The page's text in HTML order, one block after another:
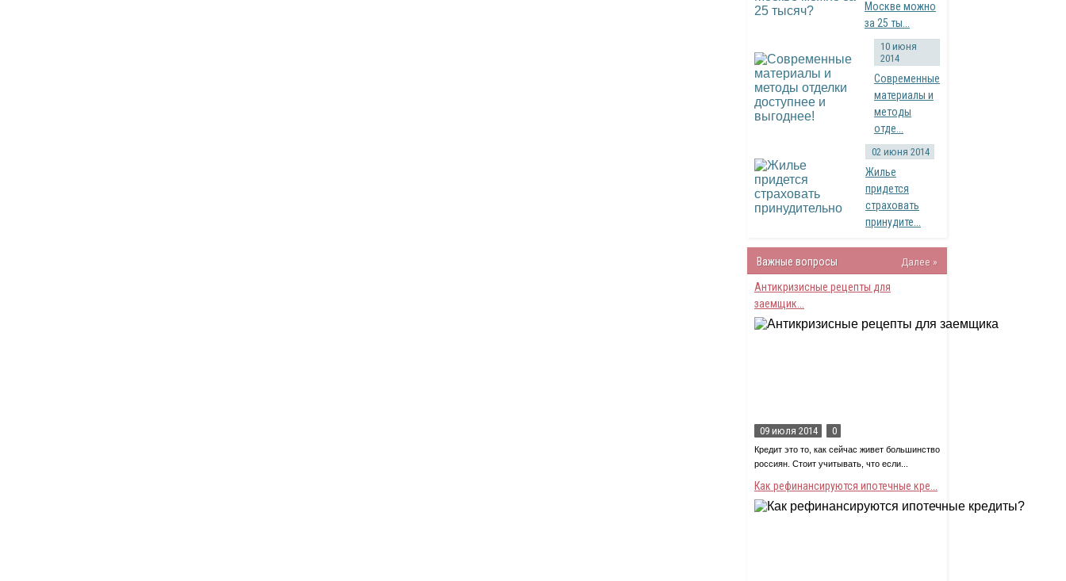
Москве можно
за 25 ты...
10 июня
2014
Современные
материалы и
методы
отде...
02 июня 2014
Жилье
придется
страховать
принудите...
Важные вопросы
Далее »
Антикризисные рецепты для
заемщик...
09 июля 2014 0
Кредит это то, как сейчас живет большинство
россиян. Стоит учитывать, что если...
Как рефинансируются ипотечные кре...